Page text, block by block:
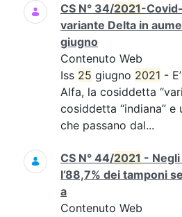
CS N° 34/2021-
variante Delta in
giugno
Contenuto Web
Iss 25 giugno 2021 -
Alfa, la cosiddetta
cosiddetta “indiana”
che passano dal...
CS N° 44/2021 -
l’88,7% dei tamponi
a
Contenuto Web